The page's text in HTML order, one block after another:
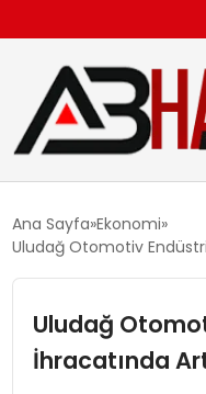
SIYASET
Ana Sayfa Ekonomi
Uludağ Otomotiv
Uludağ
İhracatında